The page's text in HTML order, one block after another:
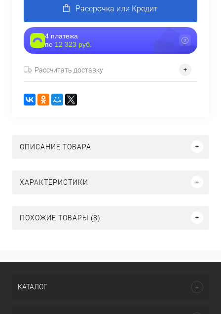
Рассрочка или Кредит
4 платежа
по 12 323 руб.
Рассчитать доставку
ОПИСАНИЕ ТОВАРА
ХАРАКТЕРИСТИКИ
ПОХОЖИЕ ТОВАРЫ (8)
КАТАЛОГ